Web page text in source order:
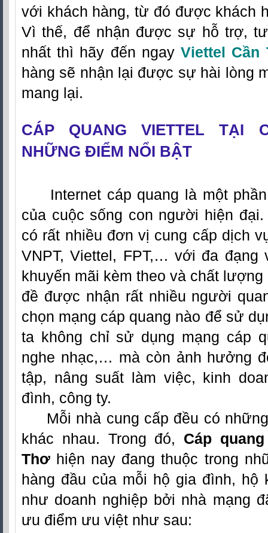
với khách hàng, từ đó được khách
Vì thế, để nhận được sự hỗ trợ,
nhất thì hãy đến ngayViettel Cần
hàng sẽ nhận lại được sự hài lòng
mang lại.
CÁP QUANG VIETTEL TẠI
NHỮNG ĐIỂM NỔI BẬT
Internet cáp quang là một
của cuộc sống con người hiện
có rất nhiều đơn vị cung cấp dịch
VNPT,Viettel, FPT,… với đa đạng
khuyến mãi kèm theo và chất
đề được nhận rất nhiều người
chọn mạng cáp quang nào để sử
ta không chỉ sử dụng mạng cáp
nghe nhạc,… mà còn ảnh hưởng
tập, nâng suất làm việc, kinh
đình, công ty.
Mỗi nhà cung cấp đều có
khác nhau. Trong đó, Cáp
Thơ hiện nay đang thuộc trong
hàng đầu của mỗi hộ gia đình, hộ
như doanh nghiệp bởi nhà mạng
ưu điểm ưu việt như sau: